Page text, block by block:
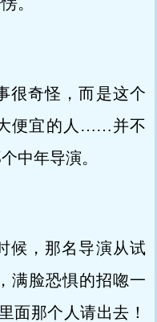
很奇怪，而是这个
便宜的人……并不
中年导演。
候，那名导演从试
满脸恐惧的招唿一
面那个人请出去！